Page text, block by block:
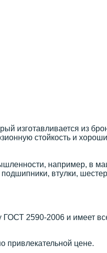
изготавливается из
стойкость и
например, в
втулки,
ГОСТ 2590-2006 и имеет
цене.